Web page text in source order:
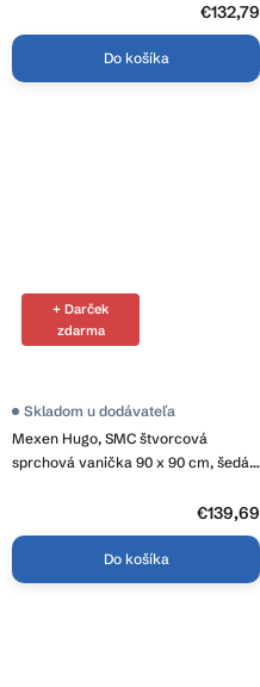
€132,79
Do košíka
+ Darček
zdarma
Mexen Hugo, SMC štvorcová
sprchová vanička 90 x 90 cm, šedá,
Skladom u dodávateľa
€139,69
Do košíka